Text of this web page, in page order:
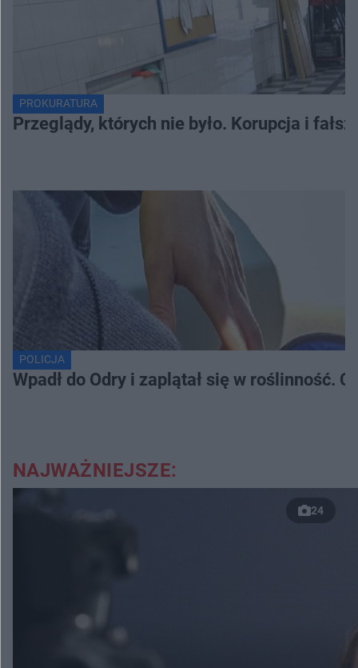
PROKURATURA
Przeglądy, których nie było. Korupcja i
POLICJA
Wpadł do Odry i zaplątał się w roślinność.
NAJWAŻNIEJSZE:
24